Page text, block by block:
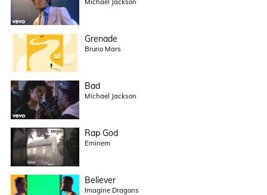
Michael Jackson
Grenade
Bruno Mars
Bad
Michael Jackson
Rap God
Eminem
Believer
Imagine Dragons